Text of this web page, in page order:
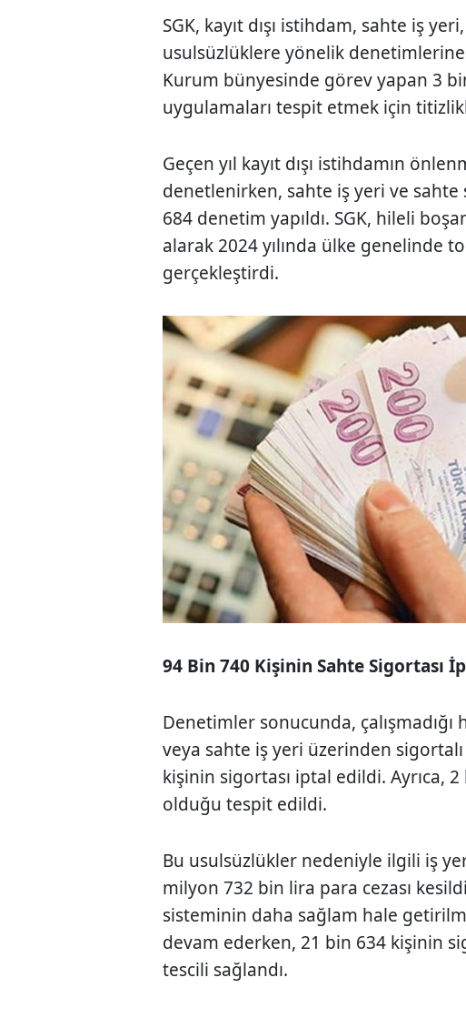
SGK, kayıt dışı istihdam, sahte iş
usulsüzlüklere yönelik
Kurum bünyesinde görev yapan 3
uygulamaları tespit etmek için
Geçen yıl kayıt dışı istihdamın
denetlenirken, sahte iş yeri ve sahte
684 denetim yapıldı. SGK, hileli
alarak 2024 yılında ülke genelinde
gerçekleştirdi.
94 Bin 740 Kişinin Sahte Sigortası
Denetimler sonucunda,
veya sahte iş yeri üzerinden
kişinin sigortası iptal edildi. Ayrıca,
olduğu tespit edildi.
Bu usulsüzlükler nedeniyle ilgili iş
milyon 732 bin lira para cezası
sisteminin daha sağlam hale
devam ederken, 21 bin 634 kişinin
tescili sağlandı.